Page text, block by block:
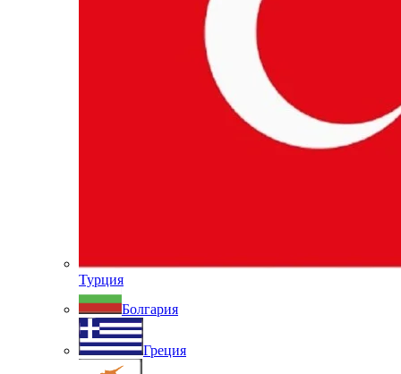
Турция
Болгария
Греция